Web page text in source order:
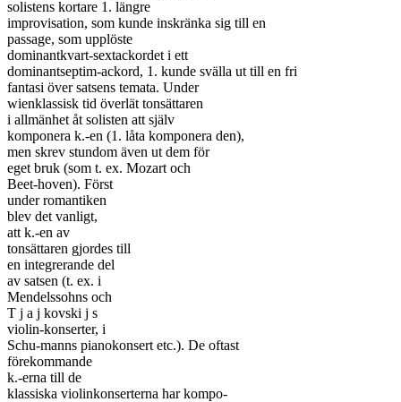
solistens kortare 1. längre
improvisation, som kunde inskränka sig till en
passage, som upplöste
dominantkvart-sextackordet i ett
dominantseptim-ackord, 1. kunde svälla ut till en fri
fantasi över satsens temata. Under
wienklassisk tid överlät tonsättaren
i allmänhet åt solisten att själv
komponera k.-en (1. låta komponera den),
men skrev stundom även ut dem för
eget bruk (som t. ex. Mozart och
Beet-hoven). Först
under romantiken
blev det vanligt,
att k.-en av
tonsättaren gjordes till
en integrerande del
av satsen (t. ex. i
Mendelssohns och
T j a j kovski j s
violin-konserter, i
Schu-manns pianokonsert etc.). De oftast
förekommande
k.-erna till de
klassiska violinkonserterna har kompo-